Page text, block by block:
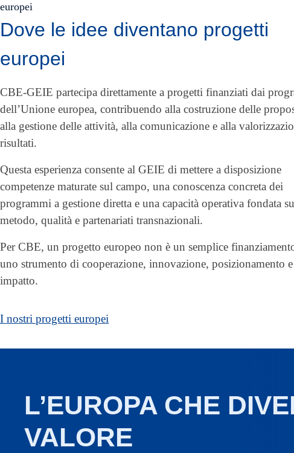
europei
Dove le idee diventano progetti
europei
CBE-GEIE partecipa direttamente a progetti finanziati dai
dell’Unione europea, contribuendo alla costruzione delle
alla gestione delle attività, alla comunicazione e alla
risultati.
Questa esperienza consente al GEIE di mettere a disposizione
competenze maturate sul campo, una conoscenza concreta dei
programmi a gestione diretta e una capacità operativa fondata su
metodo, qualità e partenariati transnazionali.
Per CBE, un progetto europeo non è un semplice
uno strumento di cooperazione, innovazione, posizionamento e
impatto.
I nostri progetti europei
L’EUROPA CHE
VALORE